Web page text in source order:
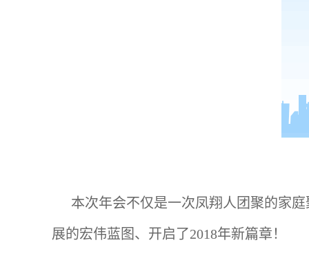
本次年会不仅是一次凤翔人团聚的家
展的宏伟蓝图、开启了2018年新篇章！